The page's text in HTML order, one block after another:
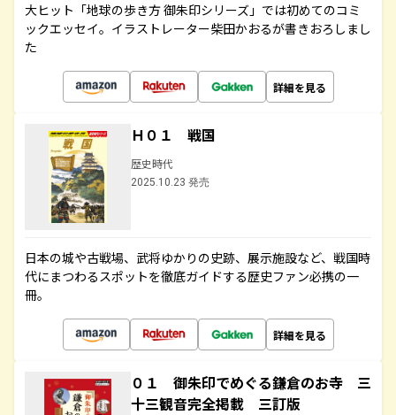
大ヒット「地球の歩き方 御朱印シリーズ」では初めてのコミ
ックエッセイ。イラストレーター柴田かおるが書きおろしまし
た
詳細を見る
Ｈ０１ 戦国
歴史時代
2025.10.23 発売
日本の城や古戦場、武将ゆかりの史跡、展示施設など、戦国時
代にまつわるスポットを徹底ガイドする歴史ファン必携の一
冊。
詳細を見る
０１ 御朱印でめぐる鎌倉のお寺 三
十三観音完全掲載 三訂版